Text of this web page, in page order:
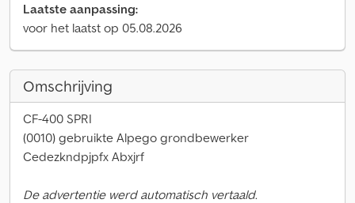
Laatste aanpassing:
voor het laatst op 05.08.2026
Omschrijving
CF-400 SPRI
(0010) gebruikte Alpego grondbewerker
Cedezkndpjpfx Abxjrf
De advertentie werd automatisch vertaald.